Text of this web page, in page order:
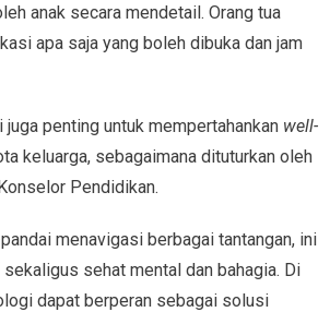
anak secara mendetail. Orang tua
apa saja yang boleh dibuka dan jam
penting untuk mempertahankan well-
keluarga, sebagaimana dituturkan oleh
Pendidikan.
menavigasi berbagai tantangan, ini
sehat mental dan bahagia. Di
dapat berperan sebagai solusi